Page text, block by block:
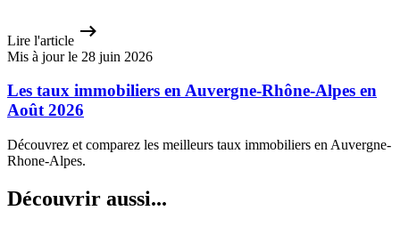
Lire l'article
Mis à jour le 28 juin 2026
Les taux immobiliers en Auvergne-Rhône-Alpes en
Août 2026
Découvrez et comparez les meilleurs taux immobiliers en Auvergne-
Rhone-Alpes.
Découvrir aussi...